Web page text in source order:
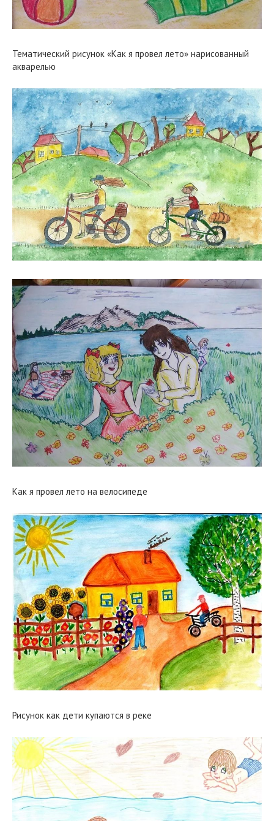
Тематический рисунок «Как я провел лето» нарисованный
акварелью
Как я провел лето на велосипеде
Рисунок как дети купаются в реке